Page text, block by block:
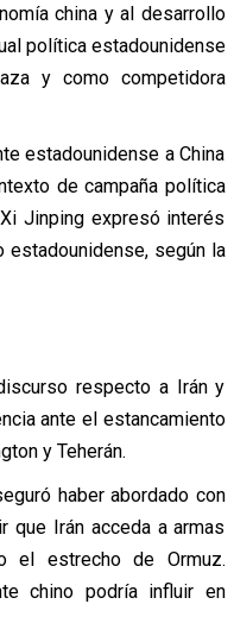
china y al desarrollo
política estadounidense
y como competidora
estadounidense a China
de campaña política
Jinping expresó interés
estadounidense, según la
respecto a Irán y
ante el estancamiento
y Teherán.
haber abordado con
que Irán acceda a armas
el estrecho de Ormuz.
chino podría influir en